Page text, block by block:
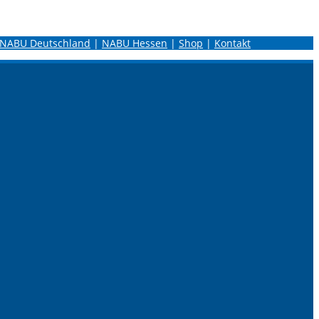
NABU Deutschland | NABU Hessen | Shop | Kontakt